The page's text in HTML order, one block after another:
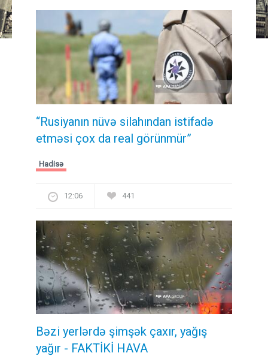
“Rusiyanın nüvə silahından istifadə
etməsi çox da real görünmür”
Hadisə
12:06 441
Bəzi yerlərdə şimşək çaxır, yağış
yağır - FAKTİKİ HAVA